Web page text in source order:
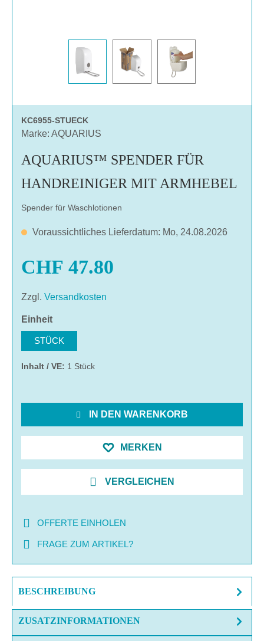
KC6955-STUECK
Marke: AQUARIUS
AQUARIUS™ SPENDER FÜR
HANDREINIGER MIT ARMHEBEL
Spender für Waschlotionen
Voraussichtliches Lieferdatum: Mo, 24.08.2026
CHF 47.80
Zzgl. Versandkosten
Einheitauswählen
STÜCK
Inhalt / VE: 1 Stück
IN DEN WARENKORB
MERKEN
VERGLEICHEN
OFFERTE EINHOLEN
FRAGE ZUM ARTIKEL?
BESCHREIBUNG
ZUSATZINFORMATIONEN